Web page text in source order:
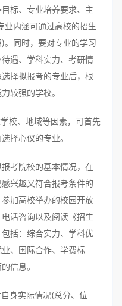
标、专业培养要求、主
业内涵可通过高校的招生
。同时，要对专业的学习
遇、学科实力、考研情
择拟报考的专业后，根
较强的学校。
校、地域等因素，可首先
择心仪的专业。
考院校的基本情况，在
兴趣又符合报考条件的
加高校举办的校园开放
话咨询以及阅读《招生
括：综合实力、学科优
、国际合作、学费标
信息。
身实际情况(总分、位